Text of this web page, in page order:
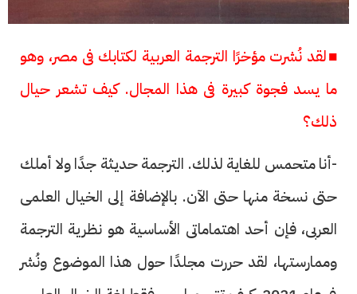
■لقد نُشرت مؤخرًا الترجمة العربية لكتابك فى مصر، وهو
ما يسد فجوة كبيرة فى هذا المجال. كيف تشعر حيال
ذلك؟
-أنا متحمس للغاية لذلك. الترجمة حديثة جدًا ولا أملك
حتى نسخة منها حتى الآن. بالإضافة إلى الخيال العلمى
العربى، فإن أحد اهتماماتى الأساسية هو نظرية الترجمة
وممارستها، لقد حررت مجلدًا حول هذا الموضوع ونُشر